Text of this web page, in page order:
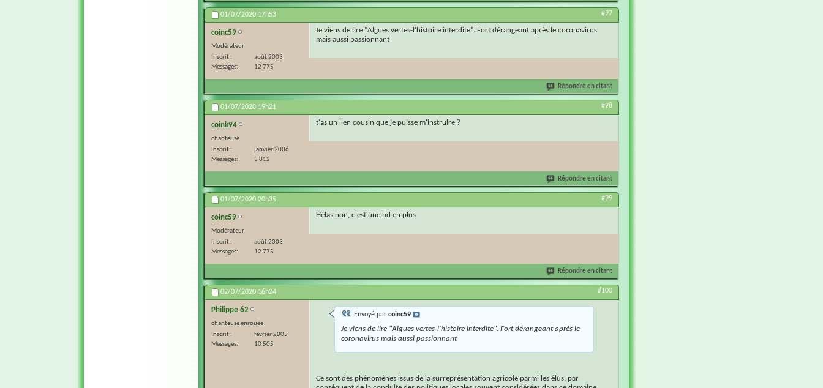
01/07/2020 17h53 #97
coinc59
Modérateur
Inscrit
août 2003
Messages
12 775
Je viens de lire "Algues vertes-l'histoire interdite". Fort dérangeant après le coronavirus
mais aussi passionnant
Répondre en citant
01/07/2020 19h21 #98
coink94
chanteuse
Inscrit
janvier 2006
Messages
3 812
t'as un lien cousin que je puisse m'instruire ?
Répondre en citant
01/07/2020 20h35 #99
coinc59
Modérateur
Inscrit
août 2003
Messages
12 775
Hélas non, c'est une bd en plus
Répondre en citant
02/07/2020 16h24 #100
Philippe 62
chanteuse enrouée
Inscrit
février 2005
Messages
10 505
Envoyé par coinc59
Je viens de lire "Algues vertes-l'histoire interdite". Fort dérangeant après le
coronavirus mais aussi passionnant
Ce sont des phénomènes issus de la surreprésentation agricole parmi les élus, par